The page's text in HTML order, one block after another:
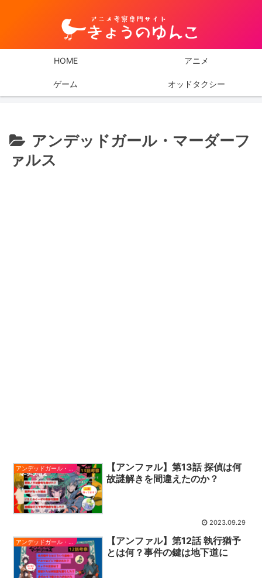
HOME アニメ
ゲーム オッドタクシー
アンデッドガール・マーダーフ
ァルス
アンデッドガール・マーダーファルス
【アンファル】第13話 探偵は何
故謎解きを間違えたのか？
2023.09.29
アンデッドガール・マーダーファルス
【アンファル】第12話 執行猶予
とは何？事件の鍵は地下道に